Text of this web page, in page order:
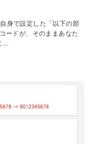
身で設定した「以下の部
ードが、そのままあなた
…